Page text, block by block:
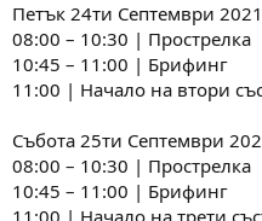
Петък 24ти Септември
08:00 – 10:30 | Прострелка
10:45 – 11:00 | Брифинг
11:00 | Начало на втори
Събота 25ти Септември
08:00 – 10:30 | Прострелка
10:45 – 11:00 | Брифинг
11:00 | Начало на трети